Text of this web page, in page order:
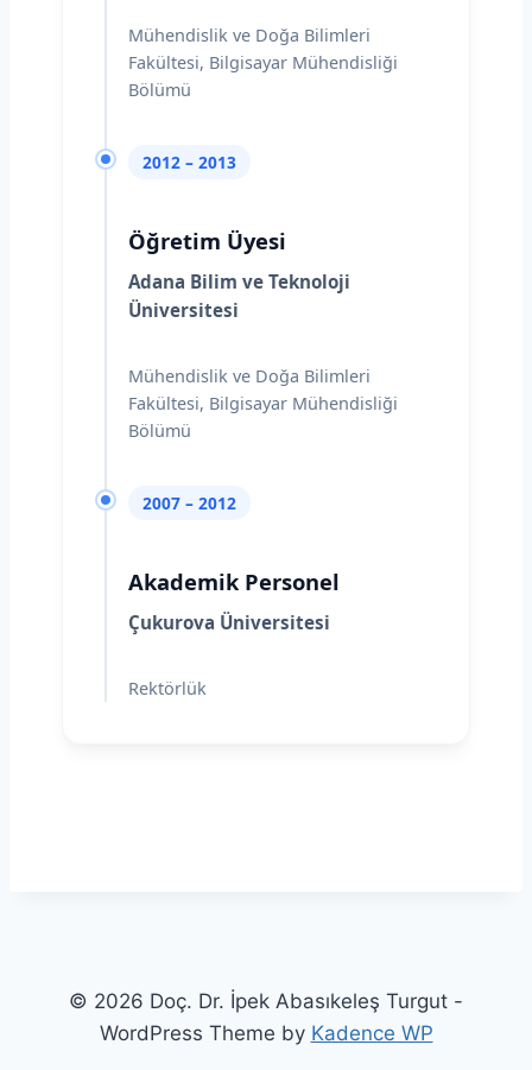
Mühendislik ve Doğa Bilimleri
Fakültesi, Bilgisayar Mühendisliği
Bölümü
2012 – 2013
Öğretim Üyesi
Adana Bilim ve Teknoloji
Üniversitesi
Mühendislik ve Doğa Bilimleri
Fakültesi, Bilgisayar Mühendisliği
Bölümü
2007 – 2012
Akademik Personel
Çukurova Üniversitesi
Rektörlük
© 2026 Doç. Dr. İpek Abasıkeleş Turgut -
WordPress Theme by Kadence WP